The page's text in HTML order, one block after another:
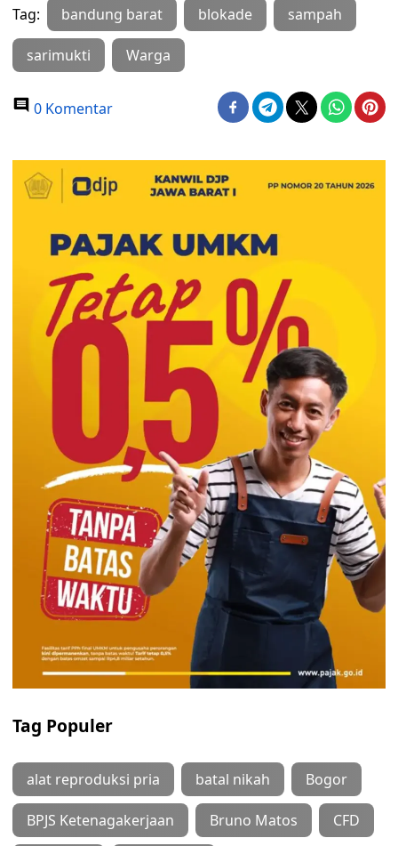
Tag: bandung barat blokade sampah
sarimukti Warga
0 Komentar
Tag Populer
alat reproduksi pria batal nikah Bogor
BPJS Ketenagakerjaan Bruno Matos CFD